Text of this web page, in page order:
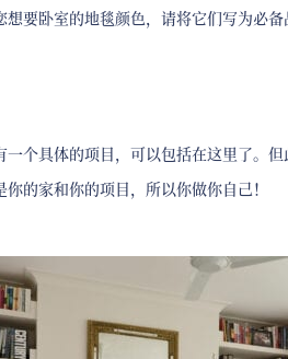
要卧室的地毯颜色，请将它们写为必
个具体的项目，可以包括在这里了。
的家和你的项目，所以你做你自己！